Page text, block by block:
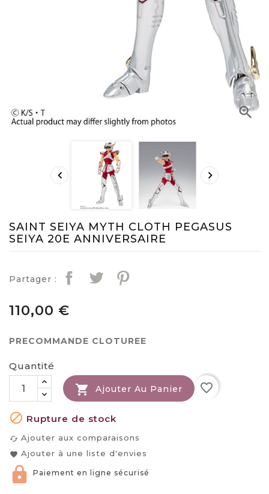

 
SAINT SEIYA MYTH CLOTH PEGASUS
SEIYA 20E ANNIVERSAIRE
Partager :
110,00 €
PRECOMMANDE CLOTUREE
Quantité
 Ajouter Au Panier favorite_border
 Rupture de stock
cached Ajouter aux comparaisons
favorite Ajouter à une liste d'envies
Paiement en ligne sécurisé